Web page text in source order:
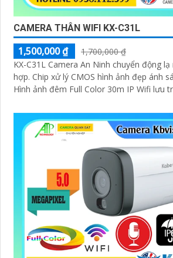
CAMERA THÂN WIFI KX-C31L
1,500,000 ₫
1,700,000 ₫
KX-C31L Camera An Ninh chuyển động
hợp. Chip xử lý CMOS hình ảnh đẹp ánh
Hình ảnh đêm Full Color 30m IP Wifi lưu